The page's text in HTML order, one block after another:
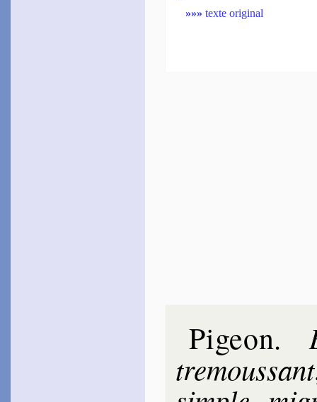
»»» texte original
Pigeon.
tre­mous­sant